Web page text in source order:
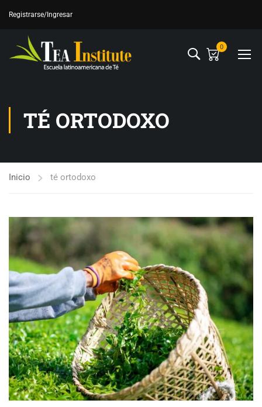
Registrarse/Ingresar
0
TÉ ORTODOXO
Inicio té ortodoxo